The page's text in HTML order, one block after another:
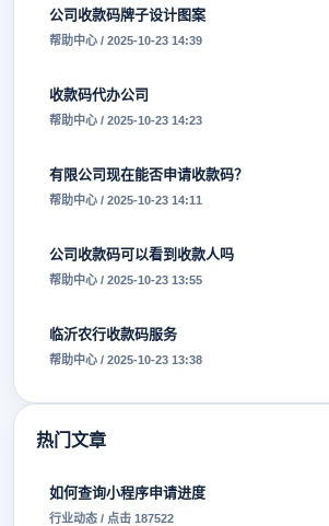
公司收款码牌子设计图案
帮助中心 / 2025-10-23 14:39
收款码代办公司
帮助中心 / 2025-10-23 14:23
有限公司现在能否申请收款码？
帮助中心 / 2025-10-23 14:11
公司收款码可以看到收款人吗
帮助中心 / 2025-10-23 13:55
临沂农行收款码服务
帮助中心 / 2025-10-23 13:38
热门文章
如何查询小程序申请进度
行业动态 / 点击 187522